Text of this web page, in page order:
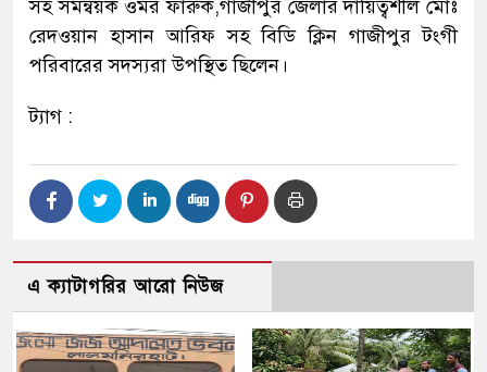
সহ সমন্বয়ক ওমর ফারুক,গাজীপুর জেলার দায়িত্বশীল মোঃ
রেদওয়ান হাসান আরিফ সহ বিডি ক্লিন গাজীপুর টংগী
পরিবারের সদস্যরা উপস্থিত ছিলেন।
ট্যাগ :
এ ক্যাটাগরির আরো নিউজ